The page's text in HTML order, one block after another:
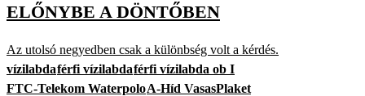
ELŐNYBE A DÖNTŐBEN
Az utolsó negyedben csak a különbség volt a kérdés.
vízilabdaférfi vízilabdaférfi vízilabda ob I
FTC-Telekom WaterpoloA-Híd VasasPlaket